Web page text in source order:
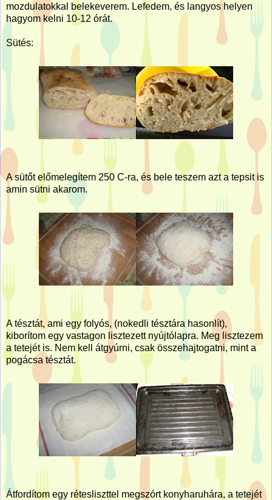
mozdulatokkal belekeverem. Lefedem, és langyos helyen
hagyom kelni 10-12 órát.
Sütés:
A sütőt előmelegítem 250 C-ra, és bele teszem azt a tepsit is
amin sütni akarom.
A tésztát, ami egy folyós, (nokedli tésztára hasonlít),
kiborítom egy vastagon lisztezett nyújtólapra. Meg lisztezem
a tetejét is. Nem kell átgyúrni, csak összehajtogatni, mint a
pogácsa tésztát.
Átfordítom egy rétesliszttel megszórt konyharuhára, a tetejét